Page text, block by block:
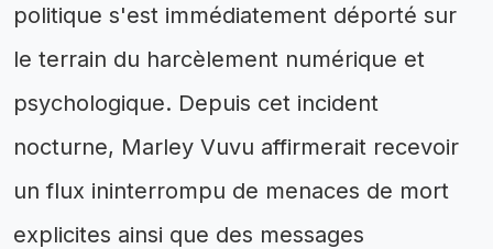
politique s'est immédiatement déporté sur
le terrain du harcèlement numérique et
psychologique. Depuis cet incident
nocturne, Marley Vuvu affirmerait recevoir
un flux ininterrompu de menaces de mort
explicites ainsi que des messages